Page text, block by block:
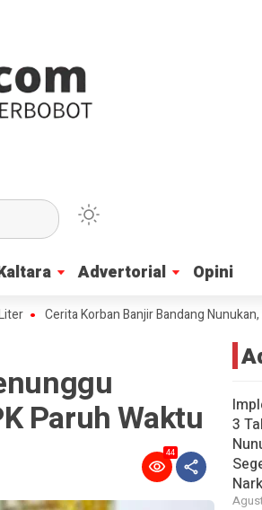
Advertorial Opini
Advertorial Opini
Korban Banjir Bandang Nunukan, Air
Paruh Waktu
44
3